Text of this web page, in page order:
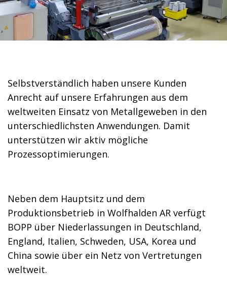
Selbstverständlich haben unsere Kunden
Anrecht auf unsere Erfahrungen aus dem
weltweiten Einsatz von Metallgeweben in den
unterschiedlichsten Anwendungen. Damit
unterstützen wir aktiv mögliche
Prozessoptimierungen.
Neben dem Hauptsitz und dem
Produktionsbetrieb in Wolfhalden AR verfügt
BOPP über Niederlassungen in Deutschland,
England, Italien, Schweden, USA, Korea und
China sowie über ein Netz von Vertretungen
weltweit.